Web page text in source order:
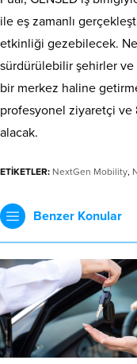
ile eş zamanlı
etkinliği gezebilecek.
sürdürülebilir şehirler
bir merkez haline
profesyonel ziyaretçi ve
alacak.
ETİKETLER: NextGen Mobility,
Benzer Konular